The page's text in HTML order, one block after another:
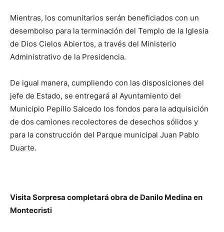
Mientras, los comunitarios serán beneficiados con un
desembolso para la terminación del Templo de la Iglesia
de Dios Cielos Abiertos, a través del Ministerio
Administrativo de la Presidencia.
De igual manera, cumpliendo con las disposiciones del
jefe de Estado, se entregará al Ayuntamiento del
Municipio Pepillo Salcedo los fondos para la adquisición
de dos camiones recolectores de desechos sólidos y
para la construcción del Parque municipal Juan Pablo
Duarte.
Visita Sorpresa completará obra de Danilo Medina en
Montecristi